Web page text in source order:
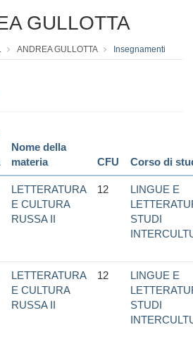
GULLOTTA
ANDREA GULLOTTA Insegnamenti
Nome della
materia
CFU Corso di
LETTERATURA
E CULTURA
RUSSA II
12
LINGUE E
STUDI
LETTERATURA
E CULTURA
RUSSA II
12
LINGUE E
STUDI